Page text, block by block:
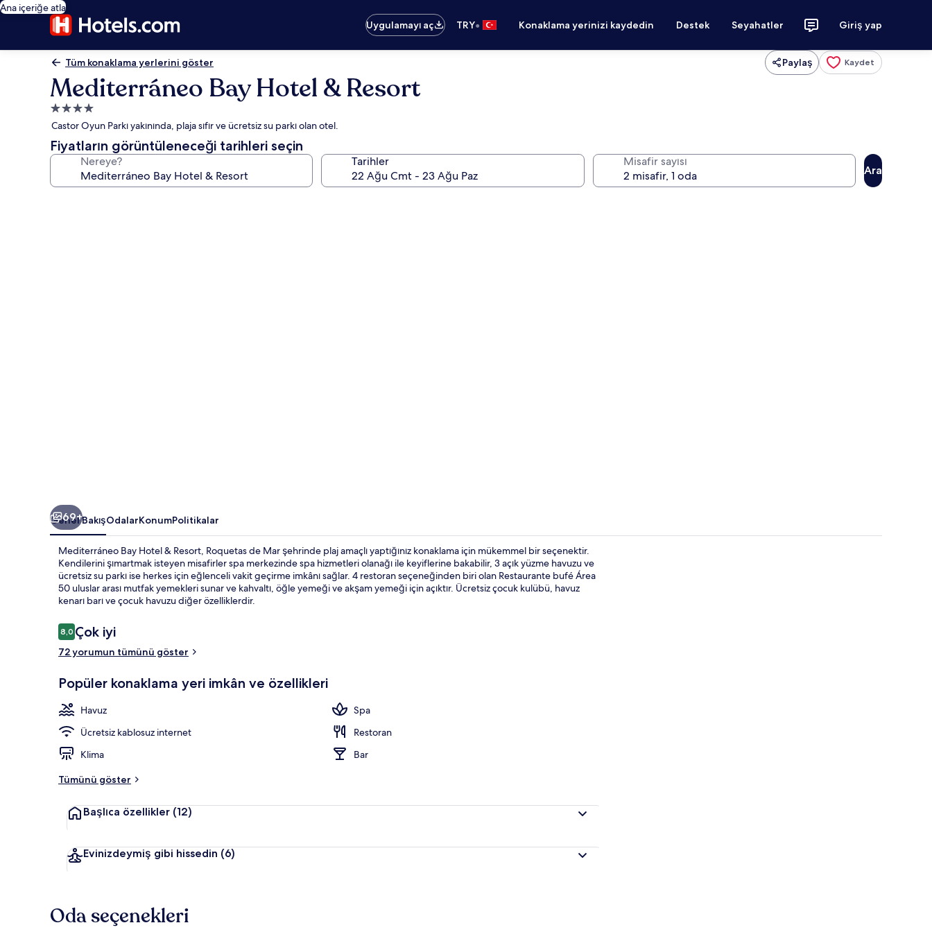
Ana içeriğe atla
Uygulamayı aç
TRY• Konaklama yerinizi kaydedin Destek Seyahatler Giriş yap
Tüm konaklama yerlerini göster Paylaş Kaydet
Mediterráneo Bay Hotel & Resort
4.0
yıldızlı
konaklama
yeri
Castor Oyun Parkı yakınında, plaja sıfır ve ücretsiz su parkı olan otel.
Fiyatların görüntüleneceği tarihleri seçin
Nereye? Tarihler Misafir sayısı
Ara
Lobi oturma alanı
69+
Genel BakışOdalarKonumPolitikalar
Mediterráneo Bay Hotel & Resort, Roquetas de Mar şehrinde plaj amaçlı yaptığınız konaklama için mükemmel bir seçenektir.
Kendilerini şımartmak isteyen misafirler spa merkezinde spa hizmetleri olanağı ile keyiflerine bakabilir, 3 açık yüzme havuzu ve
ücretsiz su parkı ise herkes için eğlenceli vakit geçirme imkânı sağlar. 4 restoran seçeneğinden biri olan Restaurante bufé Área
50 uluslar arası mutfak yemekleri sunar ve kahvaltı, öğle yemeği ve akşam yemeği için açıktır. Ücretsiz çocuk kulübü, havuz
kenarı barı ve çocuk havuzu diğer özelliklerdir.
Yorumlar
8,08,0/10
Çok iyi
72 yorumun tümünü göster
Popüler konaklama yeri imkân ve özellikleri
Havuz
Spa
Ücretsiz kablosuz internet
Restoran
Klima
Bar
Tümünü göster
Başlıca özellikler (12)
Evinizdeymiş gibi hissedin (6)
Oda seçenekleri